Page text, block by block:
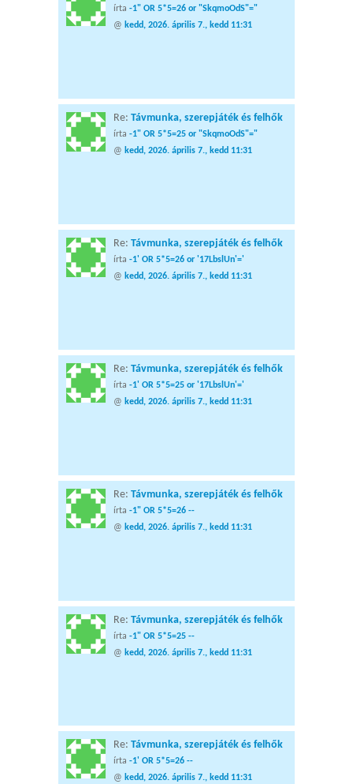
írta -1" OR 5*5=26 or "SkqmoOdS"="
@ kedd, 2026. április 7., kedd 11:31
Re: Távmunka, szerepjáték és felhők
írta -1" OR 5*5=25 or "SkqmoOdS"="
@ kedd, 2026. április 7., kedd 11:31
Re: Távmunka, szerepjáték és felhők
írta -1' OR 5*5=26 or '17LbslUn'='
@ kedd, 2026. április 7., kedd 11:31
Re: Távmunka, szerepjáték és felhők
írta -1' OR 5*5=25 or '17LbslUn'='
@ kedd, 2026. április 7., kedd 11:31
Re: Távmunka, szerepjáték és felhők
írta -1" OR 5*5=26 --
@ kedd, 2026. április 7., kedd 11:31
Re: Távmunka, szerepjáték és felhők
írta -1" OR 5*5=25 --
@ kedd, 2026. április 7., kedd 11:31
Re: Távmunka, szerepjáték és felhők
írta -1' OR 5*5=26 --
@ kedd, 2026. április 7., kedd 11:31